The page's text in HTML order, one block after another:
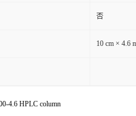
否
10 cm × 4.6
4.6 HPLC column